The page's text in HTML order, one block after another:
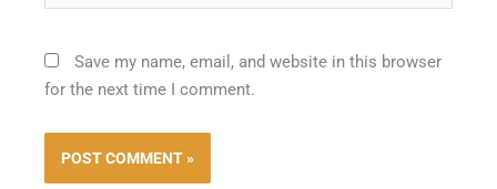
Save my name, email, and website in this browser
for the next time I comment.